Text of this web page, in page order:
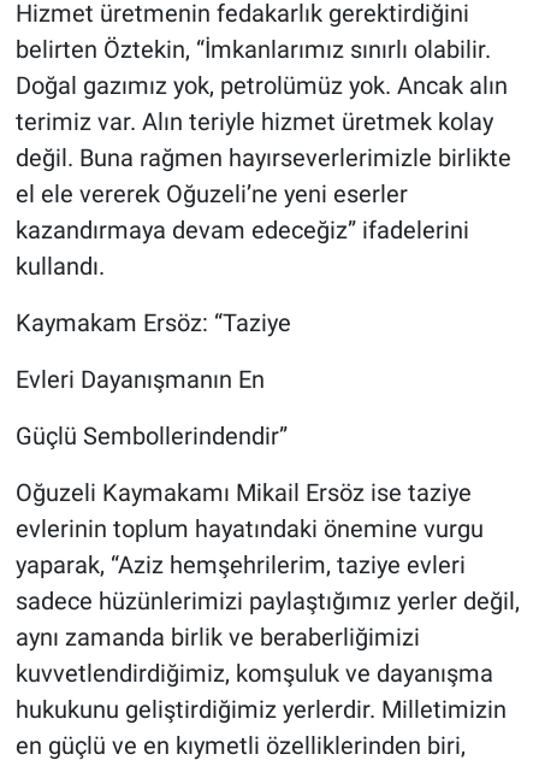
Hizmet üretmenin fedakarlık gerektirdiğini
belirten Öztekin, “İmkanlarımız sınırlı olabilir.
Doğal gazımız yok, petrolümüz yok. Ancak alın
terimiz var. Alın teriyle hizmet üretmek kolay
değil. Buna rağmen hayırseverlerimizle birlikte
el ele vererek Oğuzeli’ne yeni eserler
kazandırmaya devam edeceğiz” ifadelerini
kullandı.
Kaymakam Ersöz: “Taziye
Evleri Dayanışmanın En
Güçlü Sembollerindendir”
Oğuzeli Kaymakamı Mikail Ersöz ise taziye
evlerinin toplum hayatındaki önemine vurgu
yaparak, “Aziz hemşehrilerim, taziye evleri
sadece hüzünlerimizi paylaştığımız yerler değil,
aynı zamanda birlik ve beraberliğimizi
kuvvetlendirdiğimiz, komşuluk ve dayanışma
hukukunu geliştirdiğimiz yerlerdir. Milletimizin
en güçlü ve en kıymetli özelliklerinden biri,